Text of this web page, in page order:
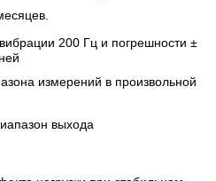
200 Гц и погрешности ±
измерений в произвольной
выхода